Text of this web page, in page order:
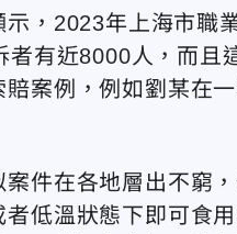
示，2023年上海市職
者有近8000人，而且
案例，例如劉某在
件在各地層出不窮
低溫狀態下即可食